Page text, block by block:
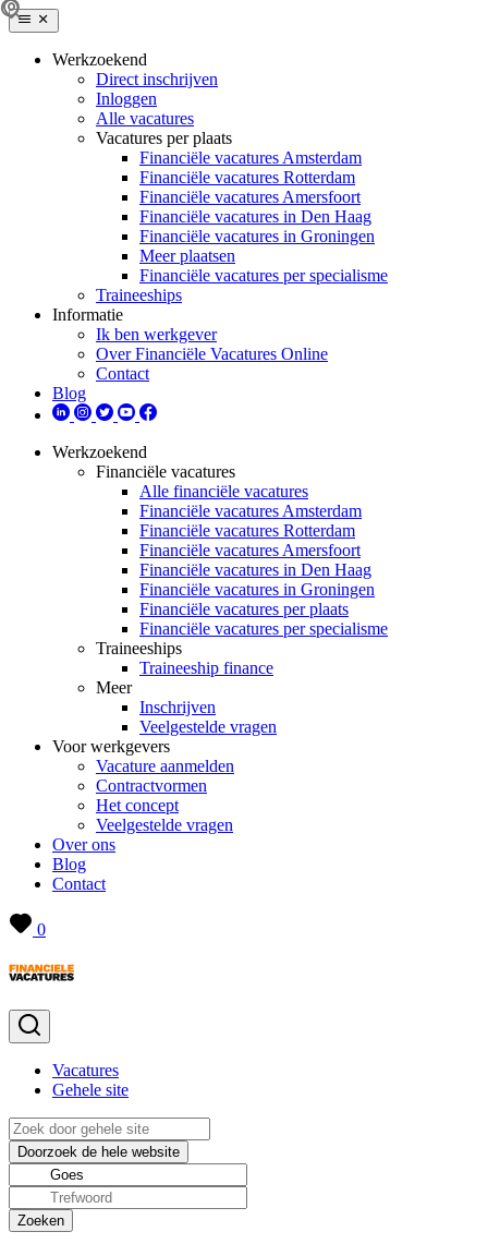
Werkzoekend
Direct inschrijven
Inloggen
Alle vacatures
Vacatures per plaats
Financiële vacatures Amsterdam
Financiële vacatures Rotterdam
Financiële vacatures Amersfoort
Financiële vacatures in Den Haag
Financiële vacatures in Groningen
Meer plaatsen
Financiële vacatures per specialisme
Traineeships
Informatie
Ik ben werkgever
Over Financiële Vacatures Online
Contact
Blog
Werkzoekend
Financiële vacatures
Alle financiële vacatures
Financiële vacatures Amsterdam
Financiële vacatures Rotterdam
Financiële vacatures Amersfoort
Financiële vacatures in Den Haag
Financiële vacatures in Groningen
Financiële vacatures per plaats
Financiële vacatures per specialisme
Traineeships
Traineeship finance
Meer
Inschrijven
Veelgestelde vragen
Voor werkgevers
Vacature aanmelden
Contractvormen
Het concept
Veelgestelde vragen
Over ons
Blog
Contact
0
Vacatures
Gehele site